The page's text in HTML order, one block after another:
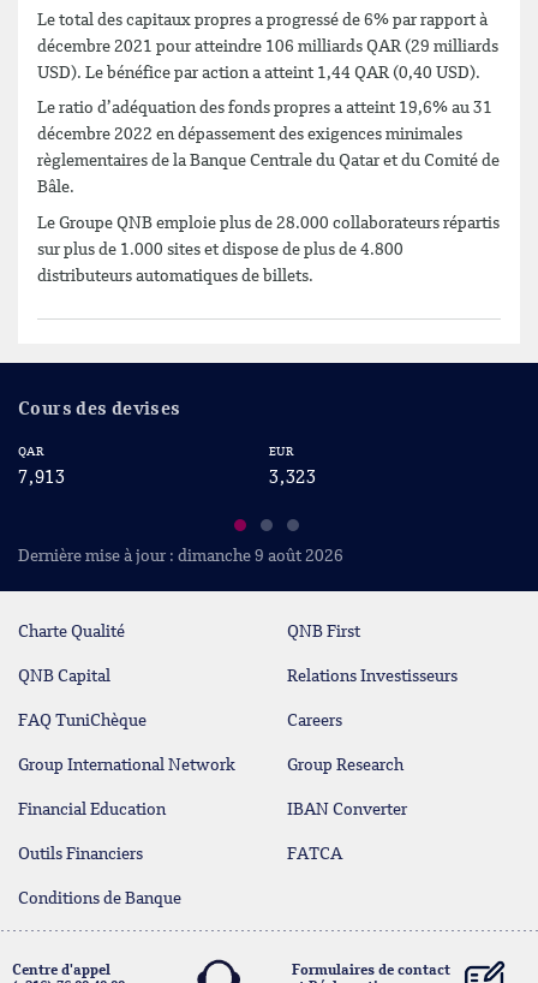
Le total des capitaux propres a progressé de 6% par rapport à
décembre 2021 pour atteindre 106 milliards QAR (29 milliards
USD). Le bénéfice par action a atteint 1,44 QAR (0,40 USD).
Le ratio d’adéquation des fonds propres a atteint 19,6% au 31
décembre 2022 en dépassement des exigences minimales
règlementaires de la Banque Centrale du Qatar et du Comité de
Bâle.
Le Groupe QNB emploie plus de 28.000 collaborateurs répartis
sur plus de 1.000 sites et dispose de plus de 4.800
distributeurs automatiques de billets.
Cours des devises
QAR
7,913
EUR
3,323
Dernière mise à jour : dimanche 9 août 2026
Charte Qualité QNB First
QNB Capital Relations Investisseurs
FAQ TuniChèque Careers
Group International Network Group Research
Financial Education IBAN Converter
Outils Financiers FATCA
Conditions de Banque
Centre d'appel
Formulaires de contact